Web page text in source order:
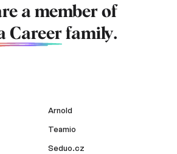
a member of
Career family.
Arnold
Teamio
Seduo.cz